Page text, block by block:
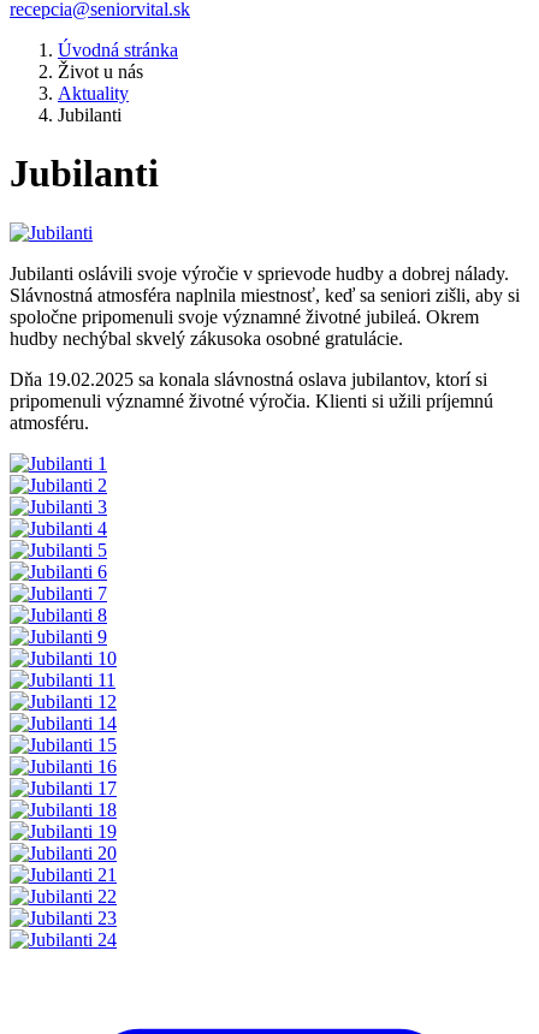
recepcia@seniorvital.sk
Úvodná stránka
Život u nás
Aktuality
Jubilanti
Jubilanti
Jubilanti oslávili svoje výročie v sprievode hudby a dobrej nálady.
Slávnostná atmosféra naplnila miestnosť, keď sa seniori zišli, aby si
spoločne pripomenuli svoje významné životné jubileá. Okrem
hudby nechýbal skvelý zákusoka osobné gratulácie.
Dňa 19.02.2025 sa konala slávnostná oslava jubilantov, ktorí si
pripomenuli významné životné výročia. Klienti si užili príjemnú
atmosféru.